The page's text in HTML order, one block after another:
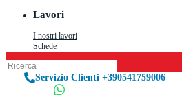
Lavori
I nostri lavori
Schede
Servizio Clienti +390541759006